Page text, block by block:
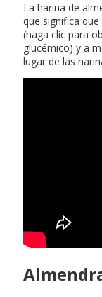
La harina de
que significa
(haga clic para
glucémico) y a
lugar de las